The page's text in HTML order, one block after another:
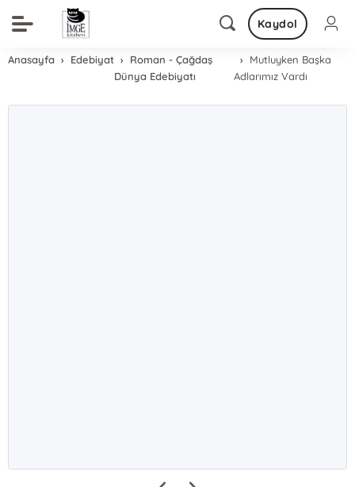
Kaydol
Anasayfa Edebiyat
Roman - Çağdaş
Dünya Edebiyatı
Mutluyken Başka
Adlarımız Vardı